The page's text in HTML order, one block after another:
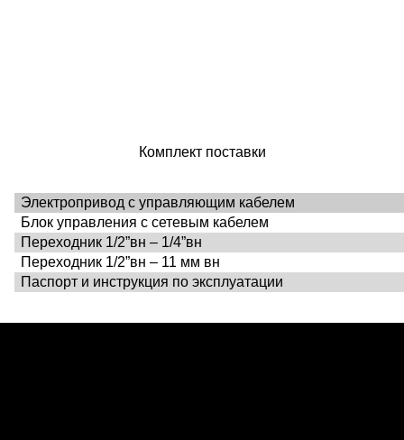
Комплект поставки
Электропривод с управляющим кабелем
Блок управления с сетевым кабелем
Переходник 1/2”вн – 1/4”вн
Переходник 1/2”вн – 11 мм вн
Паспорт и инструкция по эксплуатации